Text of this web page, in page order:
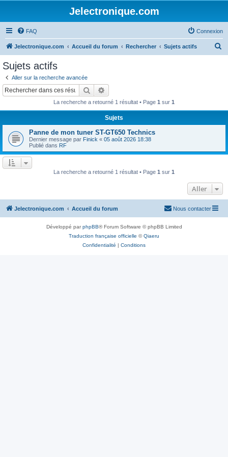
Jelectronique.com
FAQ Connexion
Jelectronique.com Accueil du forum Rechercher Sujets actifs
r
Sujets actifs
Aller sur la recherche avancée
Rechercher
La recherche a retourné 1 résultat • Page 1 sur 1
Sujets
Panne de mon tuner ST-GT650 Technics
Dernier message par Finick « 05 août 2026 18:38
Publié dans RF
La recherche a retourné 1 résultat • Page 1 sur 1
Aller
Jelectronique.com Accueil du forum Nous contacter
Développé parphpBB® Forum Software © phpBB Limited
Traduction française officielle ©Qiaeru
Confidentialité | Conditions